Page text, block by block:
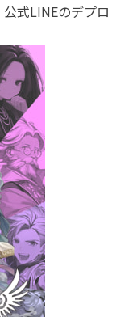
式LINEのデプロ